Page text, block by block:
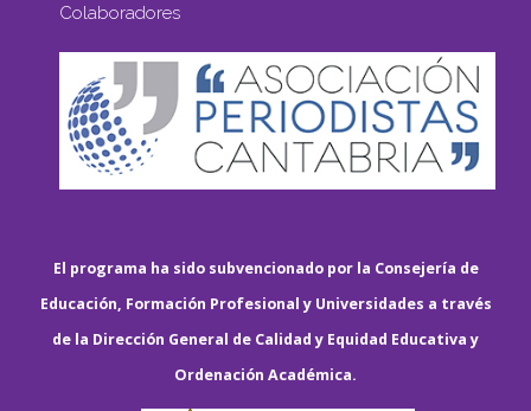
Colaboradores
El programa ha sido subvencionado por la Consejería de
Educación, Formación Profesional y Universidades a través
de la Dirección General de Calidad y Equidad Educativa y
Ordenación Académica.